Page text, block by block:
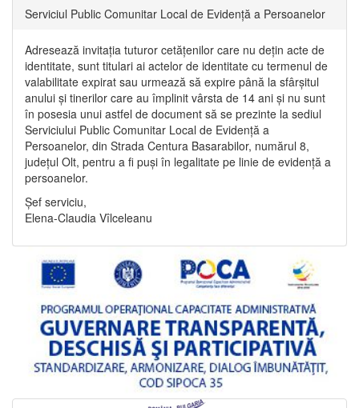
Serviciul Public Comunitar Local de Evidență a Persoanelor
Adresează invitația tuturor cetățenilor care nu dețin acte de
identitate, sunt titulari ai actelor de identitate cu termenul de
valabilitate expirat sau urmează să expire până la sfârșitul
anului și tinerilor care au împlinit vârsta de 14 ani și nu sunt
în posesia unui astfel de document să se prezinte la sediul
Serviciului Public Comunitar Local de Evidență a
Persoanelor, din Strada Centura Basarabilor, numărul 8,
județul Olt, pentru a fi puși în legalitate pe linie de evidență a
persoanelor.
Șef serviciu,
Elena-Claudia Vîlceleanu